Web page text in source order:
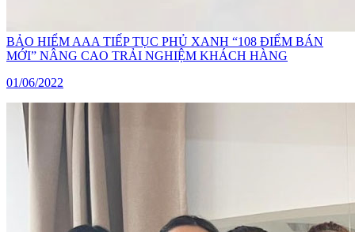
BẢO HIỂM AAA TIẾP TỤC PHỦ XANH “108 ĐIỂM BÁN
MỚI” NÂNG CAO TRẢI NGHIỆM KHÁCH HÀNG
01/06/2022